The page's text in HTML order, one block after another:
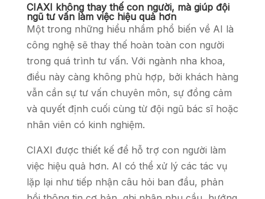
CIAXI không thay thế con người, mà giúp đội
ngũ tư vấn làm việc hiệu quả hơn
Một trong những hiểu nhầm phổ biến về AI là
công nghệ sẽ thay thế hoàn toàn con người
trong quá trình tư vấn. Với ngành nha khoa,
điều này càng không phù hợp, bởi khách hàng
vẫn cần sự tư vấn chuyên môn, sự đồng cảm
và quyết định cuối cùng từ đội ngũ bác sĩ hoặc
nhân viên có kinh nghiệm.
CIAXI được thiết kế để hỗ trợ con người làm
việc hiệu quả hơn. AI có thể xử lý các tác vụ
lặp lại như tiếp nhận câu hỏi ban đầu, phản